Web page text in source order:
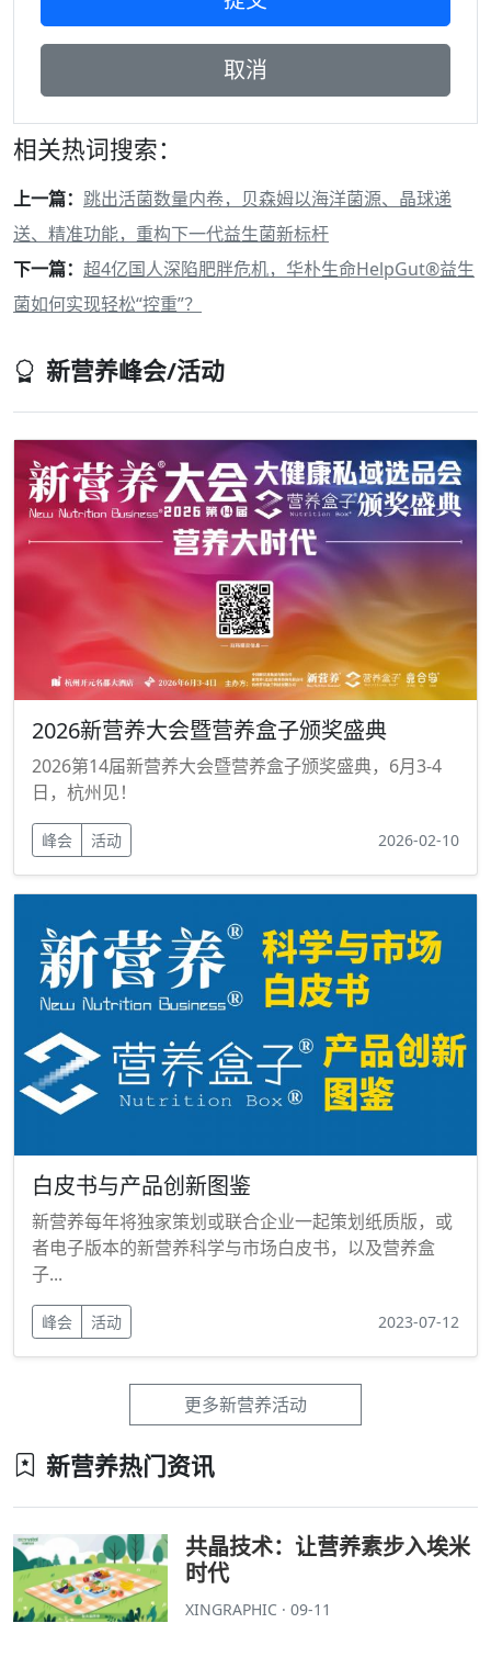
相关热词搜索：
上一篇： 跳出活菌数量内卷，贝森姆以海洋菌源、晶球递
送、精准功能，重构下一代益生菌新标杆
下一篇： 超4亿国人深陷肥胖危机，华朴生命HelpGut®益生
菌如何实现轻松“控重”？
新营养峰会/活动
2026新营养大会暨营养盒子颁奖盛典
2026第14届新营养大会暨营养盒子颁奖盛典，6月3-4
日，杭州见！
峰会 活动 2026-02-10
白皮书与产品创新图鉴
新营养每年将独家策划或联合企业一起策划纸质版，或
者电子版本的新营养科学与市场白皮书，以及营养盒
子...
峰会 活动 2023-07-12
更多新营养活动
新营养热门资讯
共晶技术：让营养素步入埃米
时代
XINGRAPHIC · 09-11